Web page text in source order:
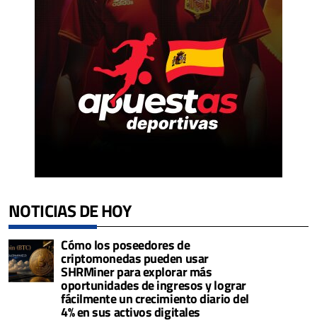
NOTICIAS DE HOY
Cómo los poseedores de
criptomonedas pueden usar
SHRMiner para explorar más
oportunidades de ingresos y lograr
fácilmente un crecimiento diario del
4% en sus activos digitales